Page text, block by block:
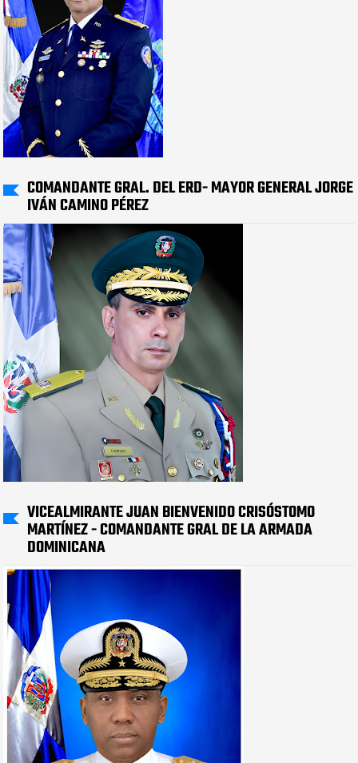
COMANDANTE GRAL. DEL ERD- MAYOR GENERAL JORGE
IVÁN CAMINO PÉREZ
VICEALMIRANTE JUAN BIENVENIDO CRISÓSTOMO
MARTÍNEZ - COMANDANTE GRAL DE LA ARMADA
DOMINICANA